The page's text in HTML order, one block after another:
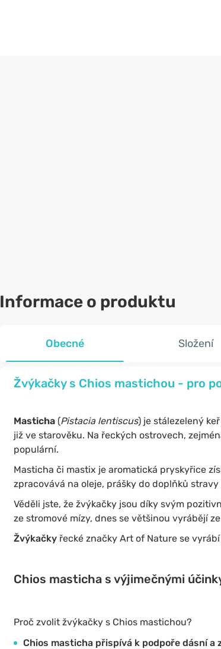
Informace o produktu
Obecné Složení
Žvýkačky s Chios mastichou - pro
Masticha (Pistacia lentiscus) je stálezelený
již ve starověku. Na řeckých ostrovech,
populární.
Masticha či mastix je aromatická pryskyřice
zpracovává na oleje, prášky do doplňků
Věděli jste, že žvýkačky jsou díky svým
ze stromové mízy, dnes se většinou vyrábějí
Žvýkačky řecké značky Art of Nature se vyrábí
Chios masticha s výjimečnými
Proč zvolit žvýkačky s Chios mastichou?
Chios masticha přispívá k podpoře dásní a